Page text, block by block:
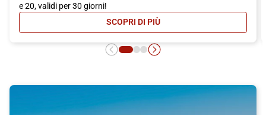
e 20, validi per 30 giorni!
SCOPRI DI PIÙ- CARNET ITALO: MASSIMA